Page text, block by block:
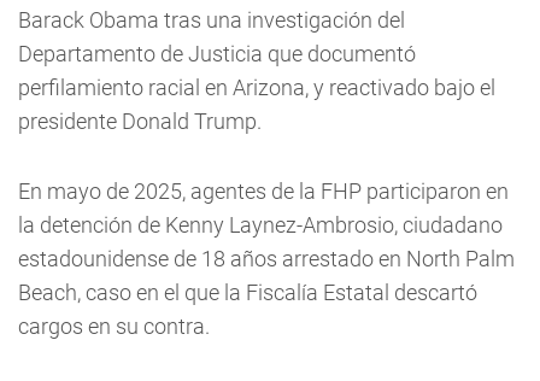
Barack Obama tras una investigación del
Departamento de Justicia que documentó
perfilamiento racial en Arizona, y reactivado bajo el
presidente Donald Trump.
En mayo de 2025, agentes de la FHP participaron en
la detención de Kenny Laynez-Ambrosio, ciudadano
estadounidense de 18 años arrestado en North Palm
Beach, caso en el que la Fiscalía Estatal descartó
cargos en su contra.